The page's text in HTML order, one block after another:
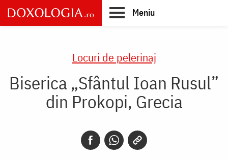
Skip
to
main
Meniu
Locuri de pelerinaj
Biserica „Sfântul Ioan Rusul”
din Prokopi, Grecia